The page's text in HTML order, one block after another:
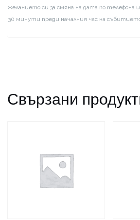
желанието си за смяна на дата по телефона
30 минути преди началния час на
Свързани